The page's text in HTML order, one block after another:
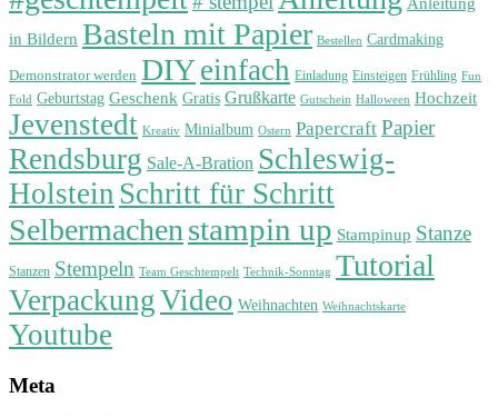
Anleitung
in Bildern Basteln mit Papier Bestellen Cardmaking
Demonstrator werden DIYeinfach Einladung Einsteigen Frühling Fun
Fold Geburtstag Geschenk Gratis Grußkarte Gutschein Halloween Hochzeit
Jevenstedt Kreativ Minialbum Ostern Papercraft Papier
Rendsburg Sale-A-Bration Schleswig-
Holstein Schritt für Schritt
Selbermachenstampin up Stampinup Stanze
Stanzen Stempeln Team Geschtempelt Technik-Sonntag Tutorial
VerpackungVideo Weihnachten Weihnachtskarte
Youtube
Meta